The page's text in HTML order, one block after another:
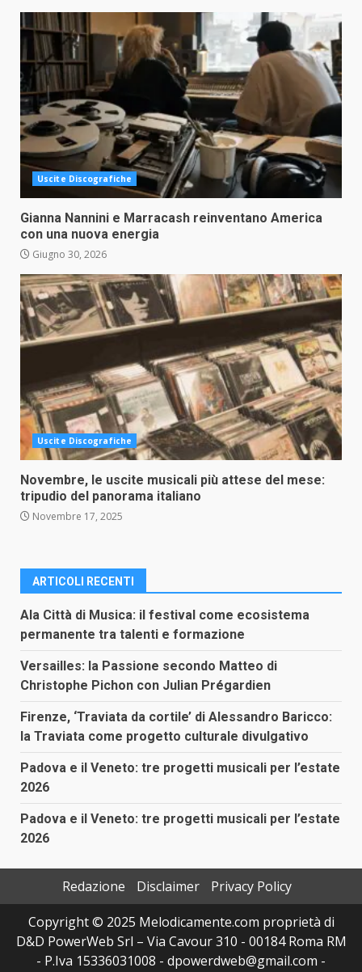
Uscite Discografiche
Gianna Nannini e Marracash reinventano America
con una nuova energia
Giugno 30, 2026
Uscite Discografiche
Novembre, le uscite musicali più attese del mese:
tripudio del panorama italiano
Novembre 17, 2025
ARTICOLI RECENTI
Ala Città di Musica: il festival come ecosistema
permanente tra talenti e formazione
Versailles: la Passione secondo Matteo di
Christophe Pichon con Julian Prégardien
Firenze, ‘Traviata da cortile’ di Alessandro Baricco:
la Traviata come progetto culturale divulgativo
Padova e il Veneto: tre progetti musicali per l’estate
2026
Padova e il Veneto: tre progetti musicali per l’estate
2026
Redazione Disclaimer
Privacy Policy
Copyright © 2025 Melodicamente.com proprietà di
D&D PowerWeb Srl – Via Cavour 310 - 00184 Roma RM
- P.Iva 15336031008 - dpowerdweb@gmail.com -